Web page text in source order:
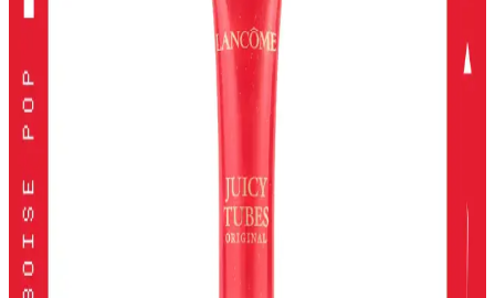
Alerji dostu ve doğal makyaj ürünleri, hassas ciltler için güvenli,
çevre dostu ve dermatolojik testlerden geçmiş seçenekler sunar.
Doğru ürün seçimiyle güzelliğinizi koruyabilirsiniz.
Kiko Milano Unlımıted Double Touch Likit Ruj:
Uzun Süre Kalıcı ve Şık Dudaklar
Kiko Milano'nun Unlımıted Double Touch serisi, yüksek
pigmentasyon ve uzun süre kalıcılık sunan iki aşamalı likit ruj
koleksiyonudur. Doğal ve şık görünüm için ideal seçenekler içerir.
2024 Yılında En İyi Far Paletleri: Renk ve Kalitenin
Buluşması